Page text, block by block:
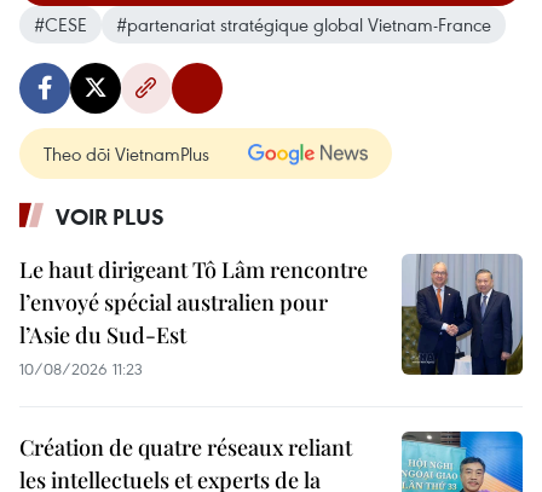
#CESE
#partenariat stratégique global Vietnam-France
Theo dõi VietnamPlus
VOIR PLUS
Le haut dirigeant Tô Lâm rencontre
l’envoyé spécial australien pour
l’Asie du Sud-Est
10/08/2026 11:23
Création de quatre réseaux reliant
les intellectuels et experts de la